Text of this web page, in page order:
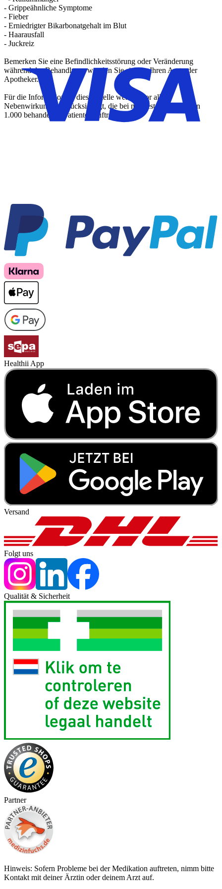
- Grippeähnliche Symptome
- Fieber
- Erniedrigter Bikarbonatgehalt im Blut
- Haarausfall
- Juckreiz
Bemerken Sie eine Befindlichkeitsstörung oder Veränderung
während der Behandlung, wenden Sie sich an Ihren Arzt oder
Apotheker.
Für die Information an dieser Stelle werden vor allem
Nebenwirkungen berücksichtigt, die bei mindestens einem von
1.000 behandelten Patienten auftreten.
Healthii App
Versand
Folgt uns
Qualität & Sicherheit
Partner
Hinweis: Sofern Probleme bei der Medikation auftreten, nimm bitte
Kontakt mit deiner Ärztin oder deinem Arzt auf.